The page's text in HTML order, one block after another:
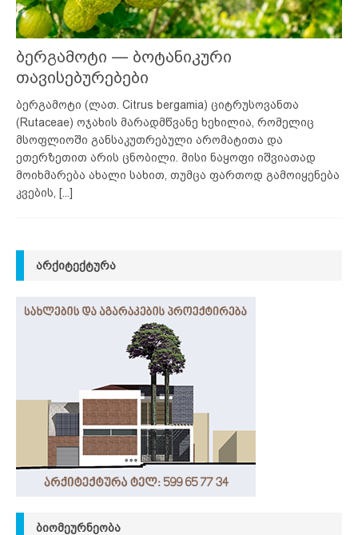
ბერგამოტი — ბოტანიკური
თავისებურებები
ბერგამოტი (ლათ. Citrus bergamia) ციტრუსოვანთა
(Rutaceae) ოჯახის მარადმწვანე ხეხილია, რომელიც
მსოფლიოში განსაკუთრებული არომატითა და
ეთერზეთით არის ცნობილი. მისი ნაყოფი იშვიათად
მოიხმარება ახალი სახით, თუმცა ფართოდ გამოიყენება
კვების,
[...]
ᲐᲠᲥᲘᲢᲔᲥᲢᲣᲠᲐ
ᲑᲘᲝᲛᲔᲣᲠᲜᲔᲝᲑᲐ